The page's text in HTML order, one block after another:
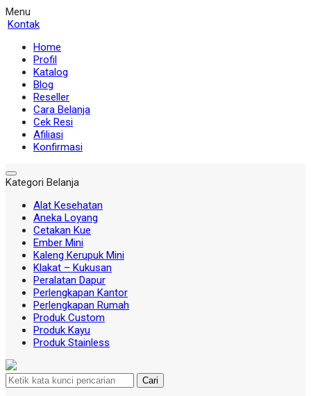
Menu
Kontak
Home
Profil
Katalog
Blog
Reseller
Cara Belanja
Cek Resi
Afiliasi
Konfirmasi
Kategori Belanja
Alat Kesehatan
Aneka Loyang
Cetakan Kue
Ember Mini
Kaleng Kerupuk Mini
Klakat – Kukusan
Peralatan Dapur
Perlengkapan Kantor
Perlengkapan Rumah
Produk Custom
Produk Kayu
Produk Stainless
Cari